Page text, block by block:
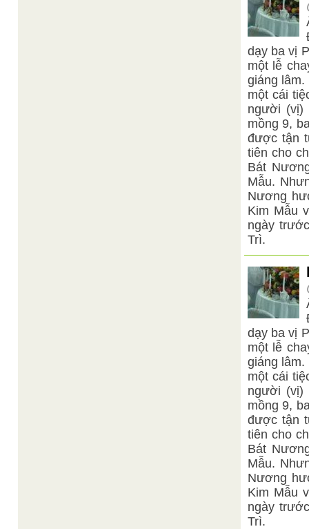
dạy ba vị
một lễ
giáng
một cái
người (vị)
mồng 9,
được tận
tiên cho
Bát
Mẫu.
Nương
Kim Mẫu
ngày
Trì.
dạy ba vị
một lễ
giáng
một cái
người (vị)
mồng 9,
được tận
tiên cho
Bát
Mẫu.
Nương
Kim Mẫu
ngày
Trì.